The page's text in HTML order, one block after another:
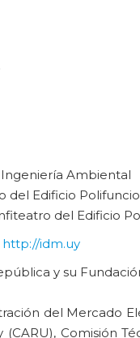
Ingeniería Ambiental
del Edificio
del Edificio
http://idm.uy
y su
del Mercado
Comisión